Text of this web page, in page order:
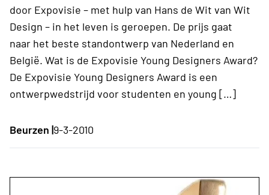
door Expovisie – met hulp van Hans de Wit van Wit
Design – in het leven is geroepen. De prijs gaat
naar het beste standontwerp van Nederland en
België. Wat is de Expovisie Young Designers Award?
De Expovisie Young Designers Award is een
ontwerpwedstrijd voor studenten en young […]
Beurzen |9-3-2010